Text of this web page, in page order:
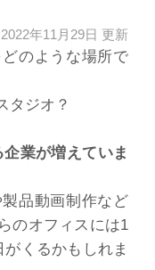
2022年11月29日 更新
のような場所で
タジオ？
業が増えていま
品動画制作など
のオフィスには1
くるかもしれま